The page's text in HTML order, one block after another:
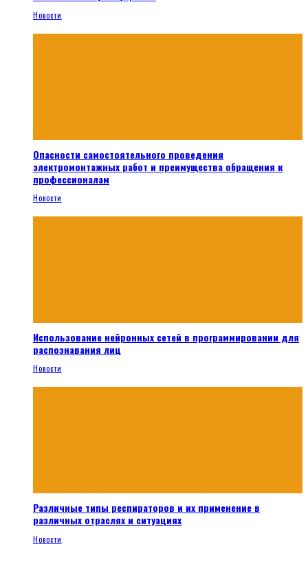
Новости
Опасности самостоятельного проведения
электромонтажных работ и преимущества обращения к
профессионалам
Новости
Использование нейронных сетей в программировании для
распознавания лиц
Новости
Различные типы респираторов и их применение в
различных отраслях и ситуациях
Новости